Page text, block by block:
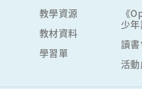
教學資源
教材資料
學習單
《
少
讀
活